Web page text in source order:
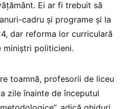
Ei ar fi trebuit să
cadru și programe și la
dar reforma lor curriculară
miniștri politicieni.
toamnă, profesorii de liceu
zile înainte de începutul